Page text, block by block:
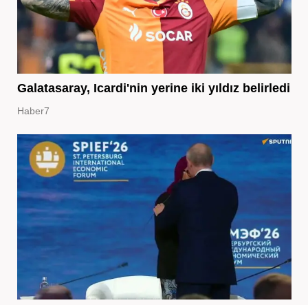
Galatasaray, Icardi'nin yerine iki yıldız belirledi
Haber7